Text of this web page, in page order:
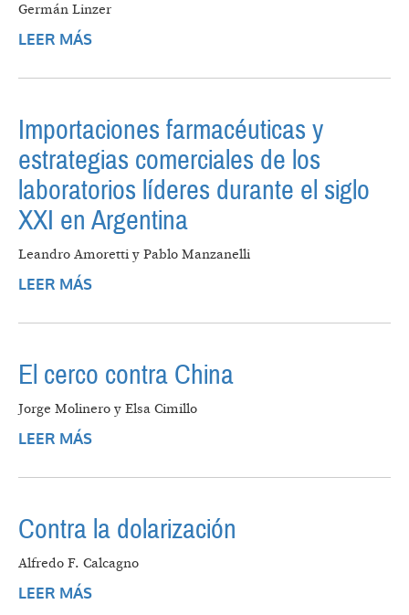
Germán Linzer
LEER MÁS
DISCUSIÓN NECESARIA EN EL SIGLO XXI
Importaciones farmacéuticas y
estrategias comerciales de los
laboratorios líderes durante el siglo
XXI en Argentina
Leandro Amoretti y Pablo Manzanelli
LEER MÁS
LABORATORIOS LÍDERES DURANTE EL
El cerco contra China
Jorge Molinero y Elsa Cimillo
LEER MÁS
Contra la dolarización
Alfredo F. Calcagno
LEER MÁS